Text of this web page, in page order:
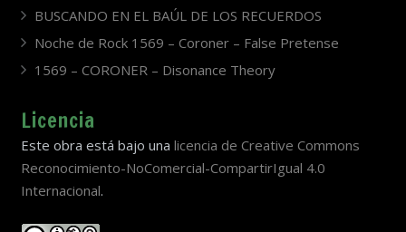
BUSCANDO EN EL BAÚL DE LOS RECUERDOS
Noche de Rock 1569 – Coroner – False Pretense
1569 – CORONER – Disonance Theory
Licencia
Este obra está bajo una licencia de Creative Commons
Reconocimiento-NoComercial-CompartirIgual 4.0
Internacional.